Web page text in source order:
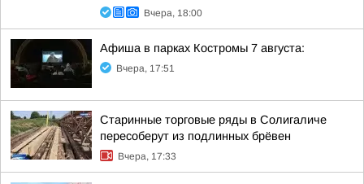
Вчера, 18:00
Афиша в парках Костромы 7 августа:
Вчера, 17:51
Старинные торговые ряды в Солигаличе
пересоберут из подлинных брёвен
Вчера, 17:33